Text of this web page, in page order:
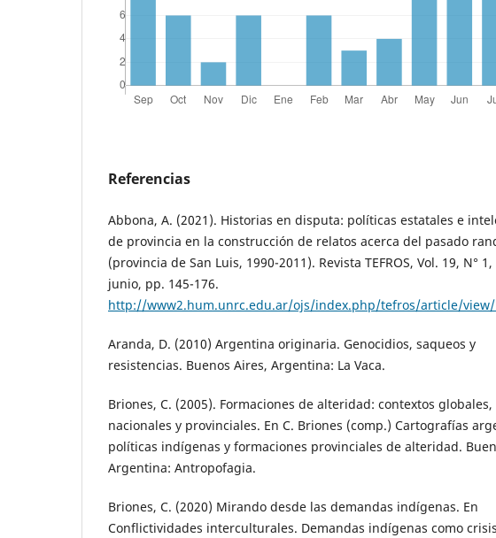
Referencias
Abbona, A. (2021). Historias en disputa: políticas estatales e
de provincia en la construcción de relatos acerca del pasado
(provincia de San Luis, 1990-2011). Revista TEFROS, Vol. 19, N°
junio, pp. 145-176.
http://www2.hum.unrc.edu.ar/ojs/index.php/tefros/article/view/
Aranda, D. (2010) Argentina originaria. Genocidios, saqueos y
resistencias. Buenos Aires, Argentina: La Vaca.
Briones, C. (2005). Formaciones de alteridad: contextos globales,
nacionales y provinciales. En C. Briones (comp.) Cartografías
políticas indígenas y formaciones provinciales de alteridad.
Argentina: Antropofagia.
Briones, C. (2020) Mirando desde las demandas indígenas. En
Conflictividades interculturales. Demandas indígenas como crisis